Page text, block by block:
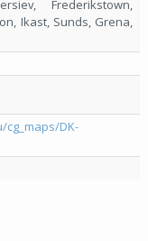
Frederikstown,
Ikast, Sunds, Grena,
DK-